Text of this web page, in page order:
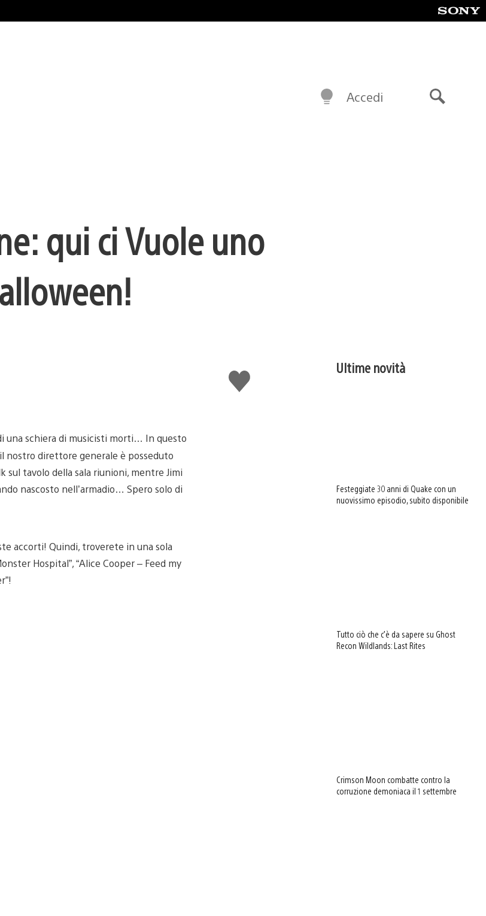
Accedi
qui ci Vuole uno
Mi
piace
una schiera di musicisti morti… In questo
nostro direttore generale è posseduto
sul tavolo della sala riunioni, mentre Jimi
nascosto nell’armadio… Spero solo di
accorti! Quindi, troverete in una sola
Hospital”, “Alice Cooper – Feed my
Ultime novità
Festeggiate 30 anni di Quake con un
nuovissimo episodio, subito disponibile
Tutto ciò che c’è da sapere su Ghost
Recon Wildlands: Last Rites
Crimson Moon combatte contro la
corruzione demoniaca il 1 settembre